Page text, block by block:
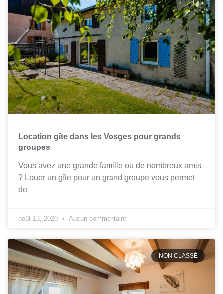
Location gîte dans les Vosges pour grands
groupes
Vous avez une grande famille ou de nombreux amis
? Louer un gîte pour un grand groupe vous permet
de
août 13, 2020 Aucun commentaire
NON CLASSÉ